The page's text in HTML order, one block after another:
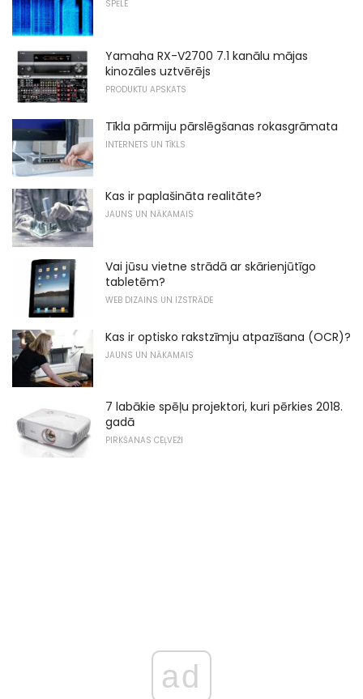
SPĒLE
Yamaha RX-V2700 7.1 kanālu mājas
kinozāles uztvērējs
PRODUKTU APSKATS
Tīkla pārmiju pārslēgšanas rokasgrāmata
INTERNETS UN TĪKLS
Kas ir paplašināta realitāte?
JAUNS UN NĀKAMAIS
Vai jūsu vietne strādā ar skārienjūtīgo
tabletēm?
WEB DIZAINS UN IZSTRĀDE
Kas ir optisko rakstzīmju atpazīšana (OCR)?
JAUNS UN NĀKAMAIS
7 labākie spēļu projektori, kuri pērkies 2018.
gadā
PIRKŠANAS CEĻVEŽI
ad